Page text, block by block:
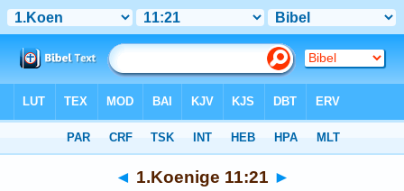
◄ 1.Koenige 11:21 ►